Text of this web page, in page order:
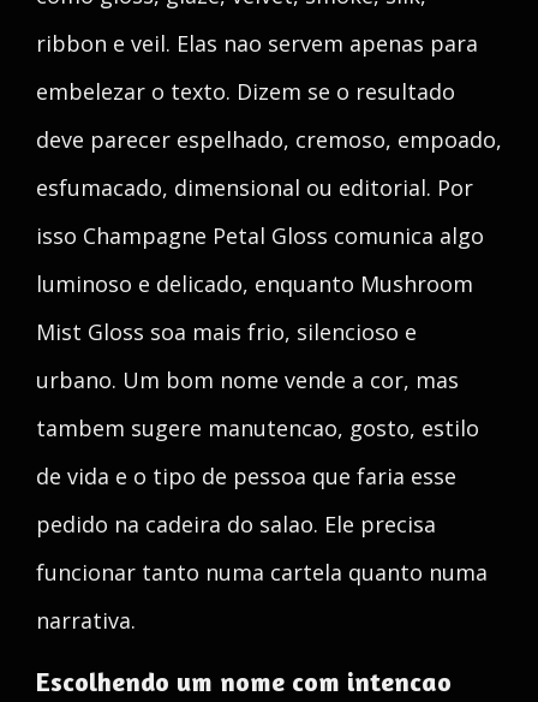
ribbon e veil. Elas nao servem apenas para
embelezar o texto. Dizem se o resultado
deve parecer espelhado, cremoso, empoado,
esfumacado, dimensional ou editorial. Por
isso Champagne Petal Gloss comunica algo
luminoso e delicado, enquanto Mushroom
Mist Gloss soa mais frio, silencioso e
urbano. Um bom nome vende a cor, mas
tambem sugere manutencao, gosto, estilo
de vida e o tipo de pessoa que faria esse
pedido na cadeira do salao. Ele precisa
funcionar tanto numa cartela quanto numa
narrativa.
Escolhendo um nome com intencao